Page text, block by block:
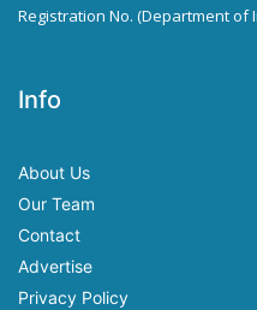
Registration No. (Department of
Info
About Us
Our Team
Contact
Advertise
Privacy Policy